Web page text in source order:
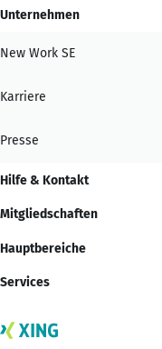
Unternehmen
New Work SE
Karriere
Presse
Hilfe & Kontakt
Mitgliedschaften
Hauptbereiche
Services